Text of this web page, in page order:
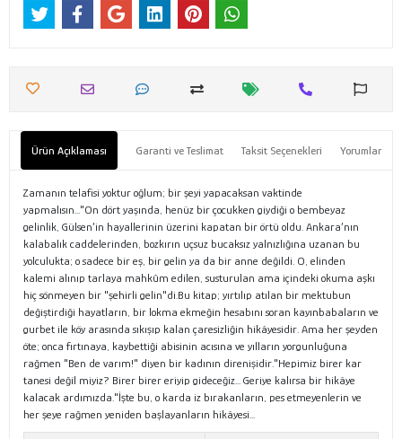
Ürün Açıklaması Garanti ve Teslimat Taksit Seçenekleri Yorumlar
Zamanın telafisi yoktur oğlum; bir şeyi yapacaksan vaktinde
yapmalısın..."On dört yaşında, henüz bir çocukken giydiği o bembeyaz
gelinlik, Gülsen’in hayallerinin üzerini kapatan bir örtü oldu. Ankara’nın
kalabalık caddelerinden, bozkırın uçsuz bucaksız yalnızlığına uzanan bu
yolculukta; o sadece bir eş, bir gelin ya da bir anne değildi. O, elinden
kalemi alınıp tarlaya mahkûm edilen, susturulan ama içindeki okuma aşkı
hiç sönmeyen bir "şehirli gelin"di.Bu kitap; yırtılıp atılan bir mektubun
değiştirdiği hayatların, bir lokma ekmeğin hesabını soran kayınbabaların ve
gurbet ile köy arasında sıkışıp kalan çaresizliğin hikâyesidir. Ama her şeyden
öte; onca fırtınaya, kaybettiği abisinin acısına ve yılların yorgunluğuna
rağmen "Ben de varım!" diyen bir kadının direnişidir."Hepimiz birer kar
tanesi değil miyiz? Birer birer eriyip gideceğiz... Geriye kalırsa bir hikâye
kalacak ardımızda."İşte bu, o karda iz bırakanların, pes etmeyenlerin ve
her şeye rağmen yeniden başlayanların hikâyesi...